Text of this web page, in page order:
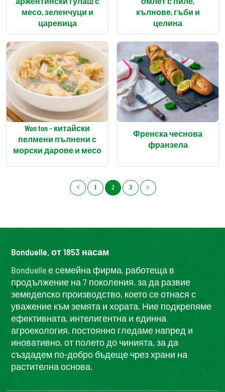
месо, зеленчуци и
царевица
кълнове, гъби и
целина
Won ton – китайски
пелмени пълнени с
морски дарове и месо
Френска чеснова
франзела
< 1 2 3 >
Bonduelle, от 1853 насам
Bonduelle е семейна фирма, работеща в
продължение на 7 поколения, за да развие
земеделско производство, което се отнася с
уважение към земята и хората. Ние подкрепяме
ефективната, интелигентна и единна
агроекология, постоянно гледаме напред и
иновативно, от полето до чинията, за да
създадем по-добро бъдеще чрез храни на
растителна основа.